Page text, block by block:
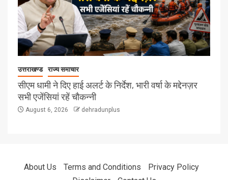
उत्तराखण्ड राज्य समाचार
सीएम धामी ने दिए हाई अलर्ट के निर्देश, भारी वर्षा के मद्देनज़र
सभी एजेंसियां रहें चौकन्नी
August 6, 2026 dehradunplus
About Us Terms and Conditions
Privacy Policy